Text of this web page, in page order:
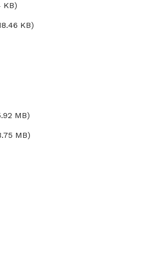
KB)
KB)
MB)
MB)